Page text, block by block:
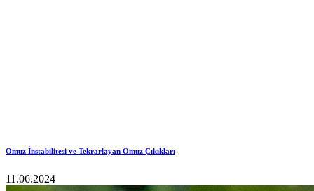
Omuz İnstabilitesi ve Tekrarlayan Omuz Çıkıkları
11.06.2024